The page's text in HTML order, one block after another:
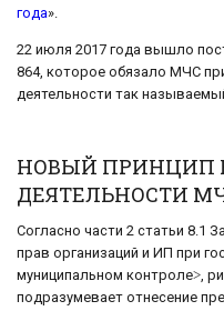
года».
22 июля 2017 года вышло
864, которое обязало МЧС
деятельности так
НОВЫЙ ПРИНЦИП
ДЕЯТЕЛЬНОСТИ
Согласно части 2 статьи 8.1
прав организаций и ИП при
муниципальном контроле˃,
подразумевает отнесение